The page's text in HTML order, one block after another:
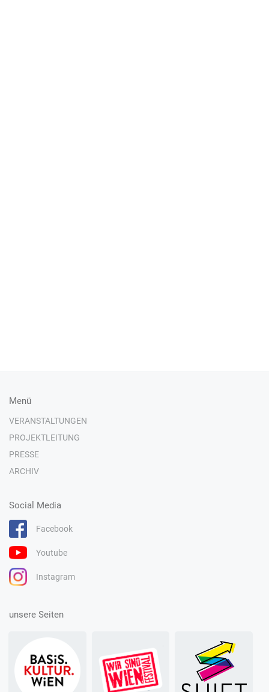
Menü
VERANSTALTUNGEN
PROJEKTLEITUNG
PRESSE
ARCHIV
Social Media
Facebook
Youtube
Instagram
unsere Seiten